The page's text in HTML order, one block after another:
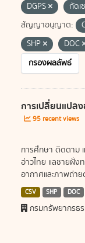
DGPS
กัดเ
สัญญาอนุญาต:
SHP
DOC
กรองผลลัพธ์
การเปลี่ยนแปลง
95 recent views
การศึกษา ติดตาม แ
อ่าวไทย แลชายฝั่ง
อากาศและภาพถ่าย
CSV SHP DOC
กรมทรัพยากรธ